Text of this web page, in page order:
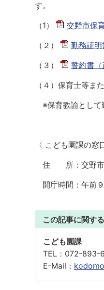
す。
（1） 交野市保
（２） 勤務証
（３） 誓約書
（４）保育士等ま
※保育教諭として
〈 こども園課の窓
住 所：交野市天
開庁時間：午前
この記事に関す
こども園課
TEL： 072-893-
E-Mail：